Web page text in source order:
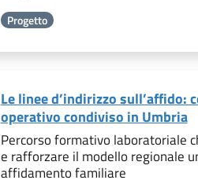
Progetto
Le linee d’indirizzo sull’affido:
operativo condiviso in Umbria
Percorso formativo laboratoriale
e rafforzare il modello regionale
affidamento familiare